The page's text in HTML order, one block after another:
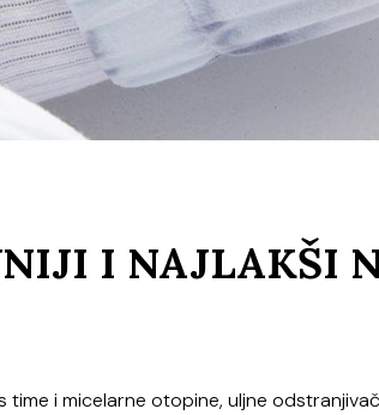
I NAJLAKŠI
i micelarne otopine, uljne